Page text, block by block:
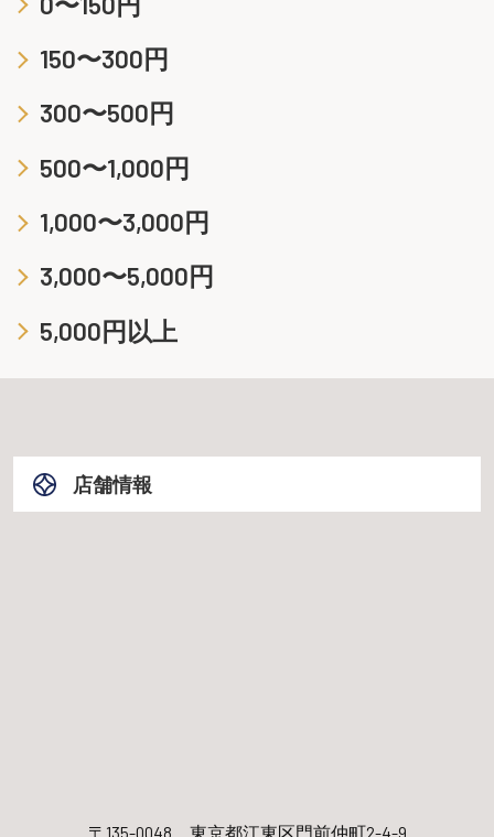
150〜300円
300〜500円
500〜1,000円
1,000〜3,000円
3,000〜5,000円
5,000円以上
店舗情報
〒135-0048 東京都江東区門前仲町2-4-9